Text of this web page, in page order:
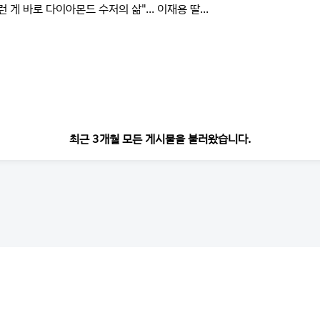
게 바로 다이아몬드 수저의 삶"... 이재용 딸...
최근 3개월 모든 게시물을 불러왔습니다.